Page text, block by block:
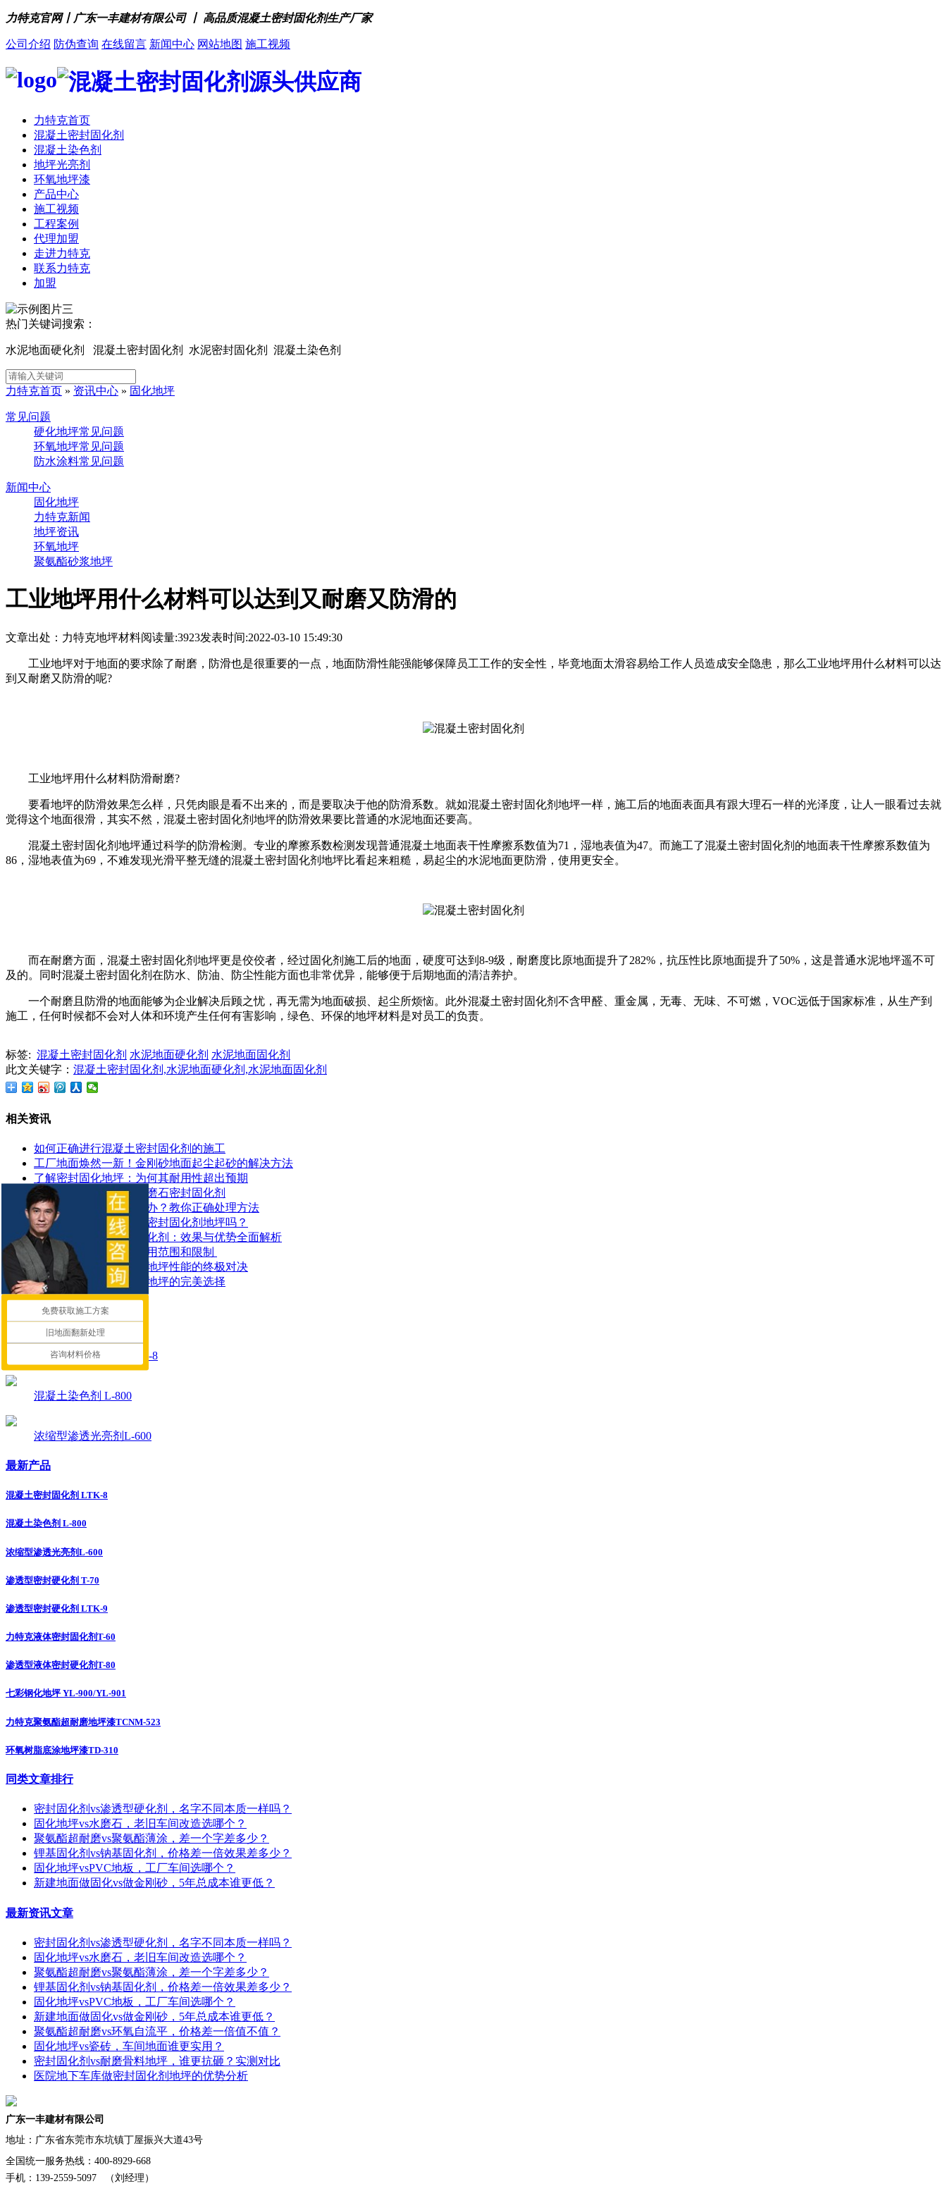
力特克官网丨广东一丰建材有限公司 丨 高品质混凝土密封固化剂生产厂家
公司介绍 防伪查询 在线留言 新闻中心 网站地图 施工视频
力特克首页
混凝土密封固化剂
混凝土染色剂
地坪光亮剂
环氧地坪漆
产品中心
施工视频
工程案例
代理加盟
走进力特克
联系力特克
加盟
热门关键词搜索：
水泥地面硬化剂 混凝土密封固化剂 水泥密封固化剂 混凝土染色剂
力特克首页 » 资讯中心 » 固化地坪
常见问题
硬化地坪常见问题
环氧地坪常见问题
防水涂料常见问题
新闻中心
固化地坪
力特克新闻
地坪资讯
环氧地坪
聚氨酯砂浆地坪
工业地坪用什么材料可以达到又耐磨又防滑的
文章出处：力特克地坪材料阅读量:3923发表时间:2022-03-10 15:49:30
工业地坪对于地面的要求除了耐磨，防滑也是很重要的一点，地面防滑性能强能够保障员工工作的安全性，毕竟地面太滑容易给工作人员造成安全隐患，那么工业地坪用什么材料可以达
到又耐磨又防滑的呢?
工业地坪用什么材料防滑耐磨?
要看地坪的防滑效果怎么样，只凭肉眼是看不出来的，而是要取决于他的防滑系数。就如混凝土密封固化剂地坪一样，施工后的地面表面具有跟大理石一样的光泽度，让人一眼看过去就
觉得这个地面很滑，其实不然，混凝土密封固化剂地坪的防滑效果要比普通的水泥地面还要高。
混凝土密封固化剂地坪通过科学的防滑检测。专业的摩擦系数检测发现普通混凝土地面表干性摩擦系数值为71，湿地表值为47。而施工了混凝土密封固化剂的地面表干性摩擦系数值为
86，湿地表值为69，不难发现光滑平整无缝的混凝土密封固化剂地坪比看起来粗糙，易起尘的水泥地面更防滑，使用更安全。
而在耐磨方面，混凝土密封固化剂地坪更是佼佼者，经过固化剂施工后的地面，硬度可达到8-9级，耐磨度比原地面提升了282%，抗压性比原地面提升了50%，这是普通水泥地坪遥不可
及的。同时混凝土密封固化剂在防水、防油、防尘性能方面也非常优异，能够便于后期地面的清洁养护。
一个耐磨且防滑的地面能够为企业解决后顾之忧，再无需为地面破损、起尘所烦恼。此外混凝土密封固化剂不含甲醛、重金属，无毒、无味、不可燃，VOC远低于国家标准，从生产到
施工，任何时候都不会对人体和环境产生任何有害影响，绿色、环保的地坪材料是对员工的负责。
标签: 混凝土密封固化剂 水泥地面硬化剂 水泥地面固化剂
此文关键字： 混凝土密封固化剂,水泥地面硬化剂,水泥地面固化剂
相关资讯
如何正确进行混凝土密封固化剂的施工
工厂地面焕然一新！金刚砂地面起尘起砂的解决方法
了解密封固化地坪：为何其耐用性超出预期
如何有效地使用地面水磨石密封固化剂
水泥地面起皮起砂怎么办？教你正确处理方法
地面潮湿可以做混凝土密封固化剂地坪吗？
探索锂基混凝土密封固化剂：效果与优势全面解析
​混凝土密封固化剂的应用范围和限制 ​
混凝土染色地坪与环氧地坪性能的终极对决
让停车场更耐用：固化地坪的完美选择
推荐产品
混凝土密封固化剂 LTK-8
混凝土染色剂 L-800
浓缩型渗透光亮剂L-600
最新产品
混凝土密封固化剂 LTK-8
混凝土染色剂 L-800
浓缩型渗透光亮剂L-600
渗透型密封硬化剂 T-70
渗透型密封硬化剂 LTK-9
力特克液体密封固化剂T-60
渗透型液体密封硬化剂T-80
七彩钢化地坪 YL-900/YL-901
力特克聚氨酯超耐磨地坪漆TCNM-523
环氧树脂底涂地坪漆TD-310
同类文章排行
密封固化剂vs渗透型硬化剂，名字不同本质一样吗？
固化地坪vs水磨石，老旧车间改造选哪个？
聚氨酯超耐磨vs聚氨酯薄涂，差一个字差多少？
锂基固化剂vs钠基固化剂，价格差一倍效果差多少？
固化地坪vsPVC地板，工厂车间选哪个？
新建地面做固化vs做金刚砂，5年总成本谁更低？
最新资讯文章
密封固化剂vs渗透型硬化剂，名字不同本质一样吗？
固化地坪vs水磨石，老旧车间改造选哪个？
聚氨酯超耐磨vs聚氨酯薄涂，差一个字差多少？
锂基固化剂vs钠基固化剂，价格差一倍效果差多少？
固化地坪vsPVC地板，工厂车间选哪个？
新建地面做固化vs做金刚砂，5年总成本谁更低？
聚氨酯超耐磨vs环氧自流平，价格差一倍值不值？
固化地坪vs瓷砖，车间地面谁更实用？
密封固化剂vs耐磨骨料地坪，谁更抗砸？实测对比
医院地下车库做密封固化剂地坪的优势分析
广东一丰建材有限公司
地址： 广东省东莞市东坑镇丁屋振兴大道43号
全国统一服务热线：400-8929-668
手机：139-2559-5097 （刘经理）
免费获取施工方案
旧地面翻新处理
咨询材料价格